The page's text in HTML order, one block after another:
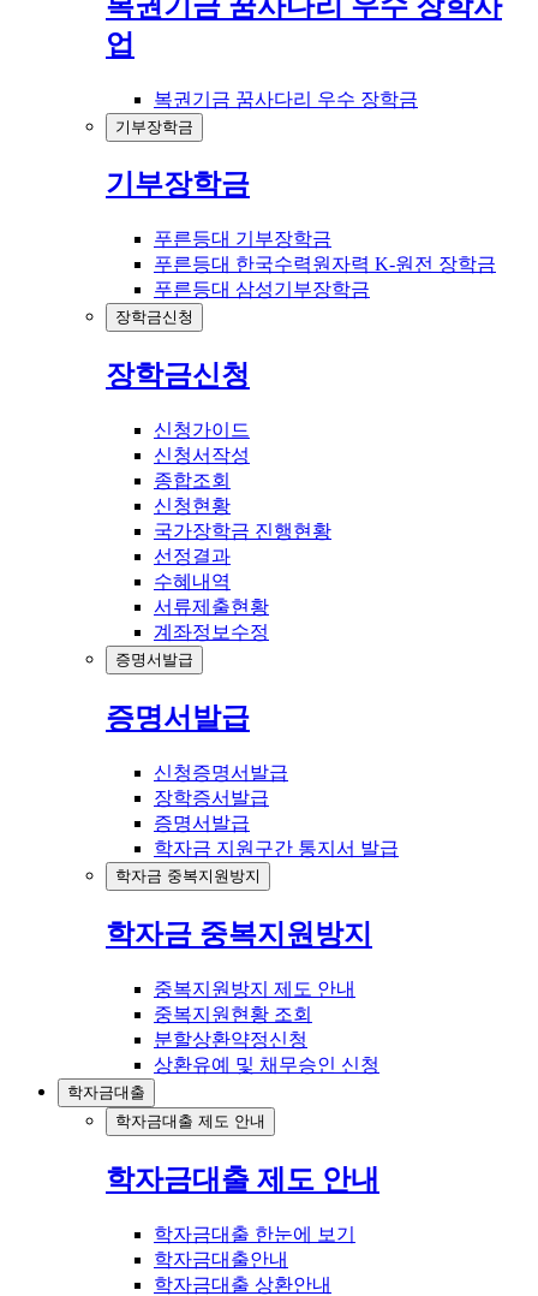
업
복권기금 꿈사다리 우수 장학금
기부장학금
기부장학금
푸른등대 기부장학금
푸른등대 한국수력원자력 K-원전 장학금
푸른등대 삼성기부장학금
장학금신청
장학금신청
신청가이드
신청서작성
종합조회
신청현황
국가장학금 진행현황
선정결과
수혜내역
서류제출현황
계좌정보수정
증명서발급
증명서발급
신청증명서발급
장학증서발급
증명서발급
학자금 지원구간 통지서 발급
학자금 중복지원방지
학자금 중복지원방지
중복지원방지 제도 안내
중복지원현황 조회
분할상환약정신청
상환유예 및 채무승인 신청
학자금대출
학자금대출 제도 안내
학자금대출 제도 안내
학자금대출 한눈에 보기
학자금대출안내
학자금대출 상환안내